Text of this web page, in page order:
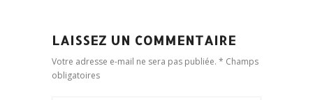
LAISSEZ UN COMMENTAIRE
Votre adresse e-mail ne sera pas publiée. * Champs
obligatoires